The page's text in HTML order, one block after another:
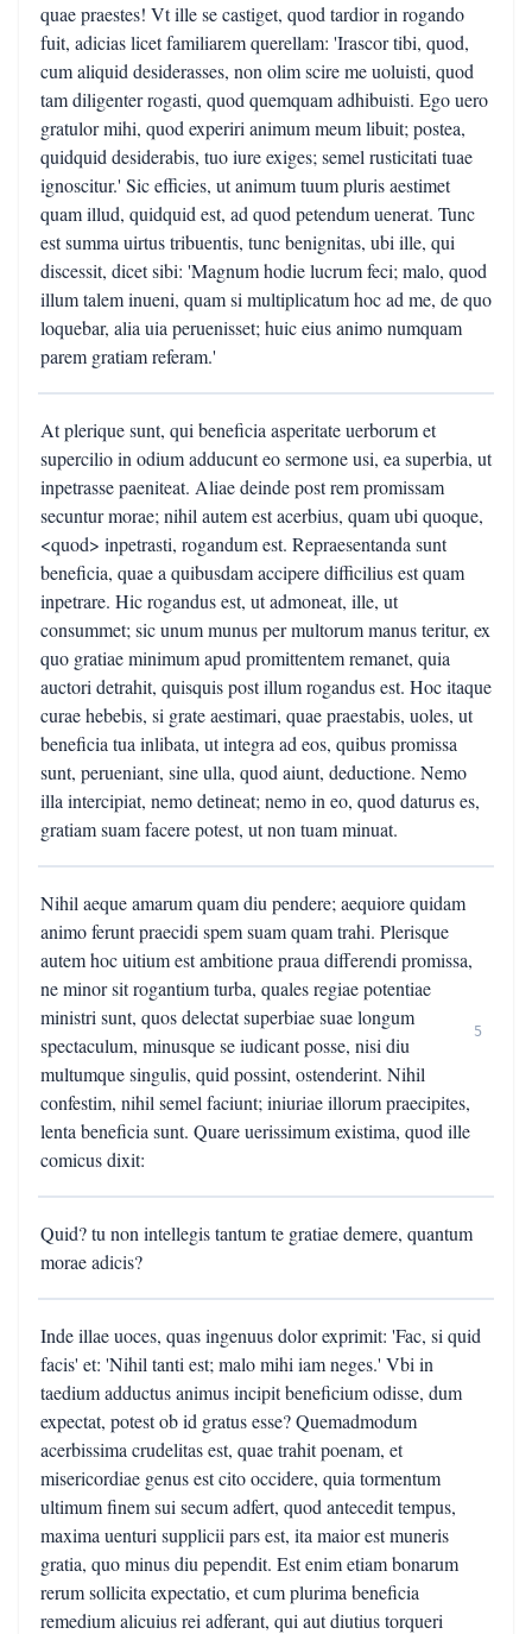
quae praestes! Vt ille se castiget, quod tardior in rogando
fuit, adicias licet familiarem querellam: 'Irascor tibi, quod,
cum aliquid desiderasses, non olim scire me uoluisti, quod
tam diligenter rogasti, quod quemquam adhibuisti. Ego uero
gratulor mihi, quod experiri animum meum libuit; postea,
quidquid desiderabis, tuo iure exiges; semel rusticitati tuae
ignoscitur.' Sic efficies, ut animum tuum pluris aestimet
quam illud, quidquid est, ad quod petendum uenerat. Tunc
est summa uirtus tribuentis, tunc benignitas, ubi ille, qui
discessit, dicet sibi: 'Magnum hodie lucrum feci; malo, quod
illum talem inueni, quam si multiplicatum hoc ad me, de quo
loquebar, alia uia peruenisset; huic eius animo numquam
parem gratiam referam.'
At plerique sunt, qui beneficia asperitate uerborum et
supercilio in odium adducunt eo sermone usi, ea superbia, ut
inpetrasse paeniteat. Aliae deinde post rem promissam
secuntur morae; nihil autem est acerbius, quam ubi quoque,
<quod> inpetrasti, rogandum est. Repraesentanda sunt
beneficia, quae a quibusdam accipere difficilius est quam
inpetrare. Hic rogandus est, ut admoneat, ille, ut
consummet; sic unum munus per multorum manus teritur, ex
quo gratiae minimum apud promittentem remanet, quia
auctori detrahit, quisquis post illum rogandus est. Hoc itaque
curae hebebis, si grate aestimari, quae praestabis, uoles, ut
beneficia tua inlibata, ut integra ad eos, quibus promissa
sunt, perueniant, sine ulla, quod aiunt, deductione. Nemo
illa intercipiat, nemo detineat; nemo in eo, quod daturus es,
gratiam suam facere potest, ut non tuam minuat.
Nihil aeque amarum quam diu pendere; aequiore quidam
animo ferunt praecidi spem suam quam trahi. Plerisque
autem hoc uitium est ambitione praua differendi promissa,
ne minor sit rogantium turba, quales regiae potentiae
ministri sunt, quos delectat superbiae suae longum
spectaculum, minusque se iudicant posse, nisi diu
multumque singulis, quid possint, ostenderint. Nihil
confestim, nihil semel faciunt; iniuriae illorum praecipites,
lenta beneficia sunt. Quare uerissimum existima, quod ille
comicus dixit:
5
Quid? tu non intellegis tantum te gratiae demere, quantum
morae adicis?
Inde illae uoces, quas ingenuus dolor exprimit: 'Fac, si quid
facis' et: 'Nihil tanti est; malo mihi iam neges.' Vbi in
taedium adductus animus incipit beneficium odisse, dum
expectat, potest ob id gratus esse? Quemadmodum
acerbissima crudelitas est, quae trahit poenam, et
misericordiae genus est cito occidere, quia tormentum
ultimum finem sui secum adfert, quod antecedit tempus,
maxima uenturi supplicii pars est, ita maior est muneris
gratia, quo minus diu pependit. Est enim etiam bonarum
rerum sollicita expectatio, et cum plurima beneficia
remedium alicuius rei adferant, qui aut diutius torqueri